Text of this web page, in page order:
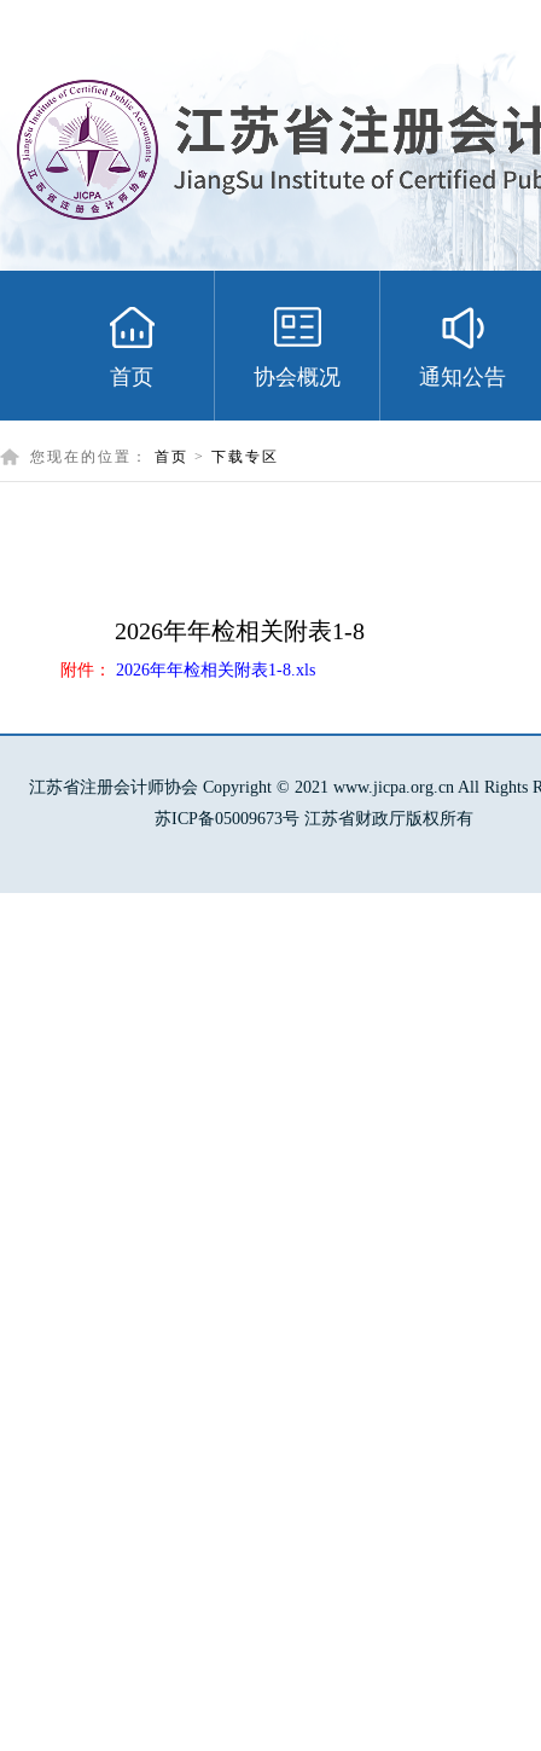
首页 协会概况 通知公告
您现在的位置： 首页 > 下载专区
2026年年检相关附表1-8
附件： 2026年年检相关附表1-8.xls
江苏省注册会计师协会 Copyright © 2021 www.jicpa.org.cn All Rights
苏ICP备05009673号 江苏省财政厅版权所有